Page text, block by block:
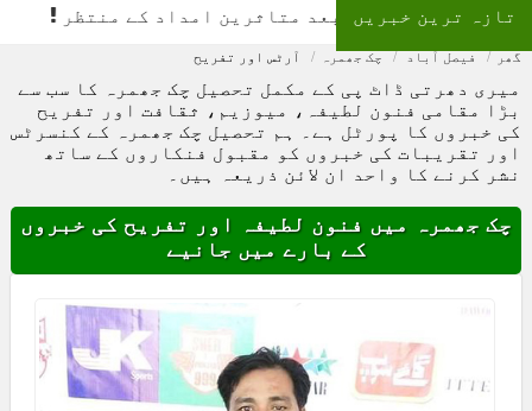
متاثرین امداد کے منتظر تیز رفتار بس کی کار کو تازہ ترین خبریں
گھر فیصل آباد چک جھمرہ آرٹس اور تفریح
میری دھرتی ڈاٹ پی کے مکمل تحصیل چک جھمرہ کا سب سے
بڑا مقامی فنون لطیفہ، میوزیم، ثقافت اور تفریح
کی خبروں کا پورٹل ہے۔ ہم تحصیل چک جھمرہ کے کنسرٹس
اور تقریبات کی خبروں کو مقبول فنکاروں کے ساتھ
نشر کرنے کا واحد ان لائن ذریعہ ہیں۔
چک جھمرہ میں فنون لطیفہ اور تفریح کی خبروں
کے بارے میں جانیے